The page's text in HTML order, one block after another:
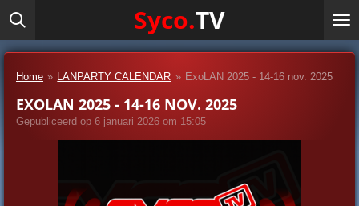
Ga
direct
naar
hoofdinhoud
Syco.TV
Home » LANPARTY CALENDAR » ExoLAN 2025 - 14-16 nov. 2025
EXOLAN 2025 - 14-16 NOV. 2025
Gepubliceerd op 6 januari 2026 om 15:05